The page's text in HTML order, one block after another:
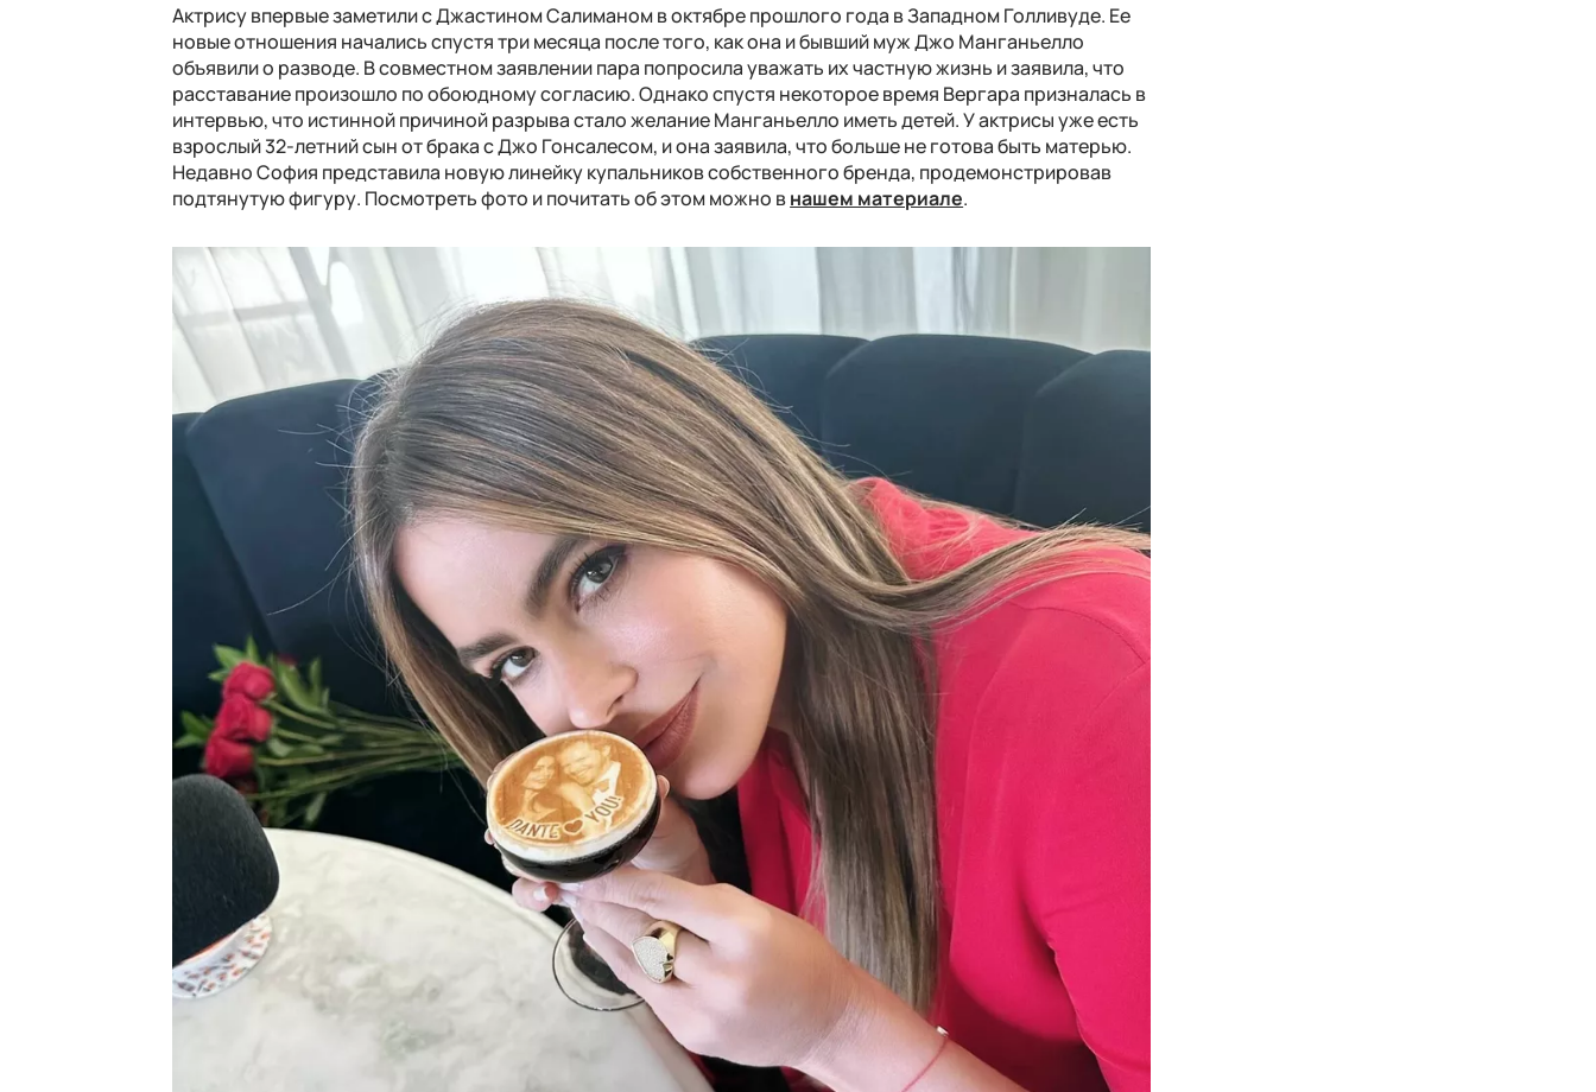
Актрису впервые заметили с Джастином Салиманом в октябре прошлого года в Западном Голливуде. Ее
новые отношения начались спустя три месяца после того, как она и бывший муж Джо Манганьелло
объявили о разводе. В совместном заявлении пара попросила уважать их частную жизнь и заявила, что
расставание произошло по обоюдному согласию. Однако спустя некоторое время Вергара призналась в
интервью, что истинной причиной разрыва стало желание Манганьелло иметь детей. У актрисы уже есть
взрослый 32-летний сын от брака с Джо Гонсалесом, и она заявила, что больше не готова быть матерью.
Недавно София представила новую линейку купальников собственного бренда, продемонстрировав
подтянутую фигуру. Посмотреть фото и почитать об этом можно внашем материале.